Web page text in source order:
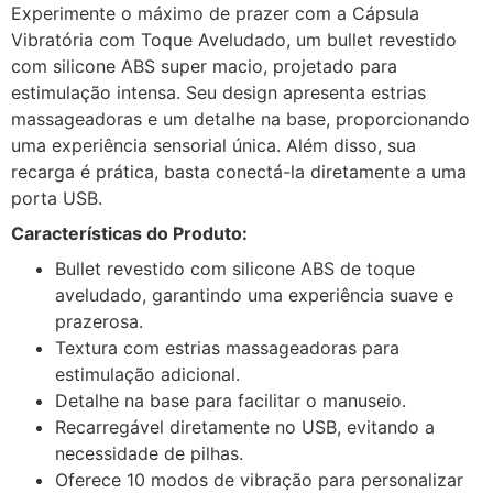
Experimente o máximo de prazer com a Cápsula
Vibratória com Toque Aveludado, um bullet revestido
com silicone ABS super macio, projetado para
estimulação intensa. Seu design apresenta estrias
massageadoras e um detalhe na base, proporcionando
uma experiência sensorial única. Além disso, sua
recarga é prática, basta conectá-la diretamente a uma
porta USB.
Características do Produto:
Bullet revestido com silicone ABS de toque
aveludado, garantindo uma experiência suave e
prazerosa.
Textura com estrias massageadoras para
estimulação adicional.
Detalhe na base para facilitar o manuseio.
Recarregável diretamente no USB, evitando a
necessidade de pilhas.
Oferece 10 modos de vibração para personalizar